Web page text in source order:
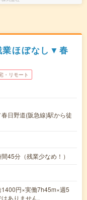
業ほぼなし▼春
・リモート
日野道(阪急線)駅から徒
45分（残業少なめ！）
円×実働7h45m×週5
ありません。